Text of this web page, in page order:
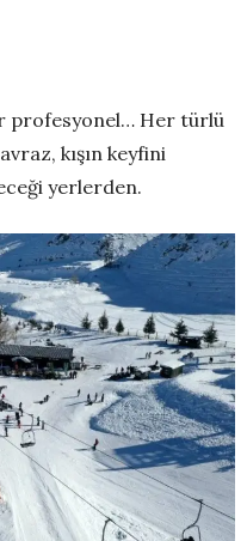
profesyonel… Her türlü
kışın keyfini
yerlerden.